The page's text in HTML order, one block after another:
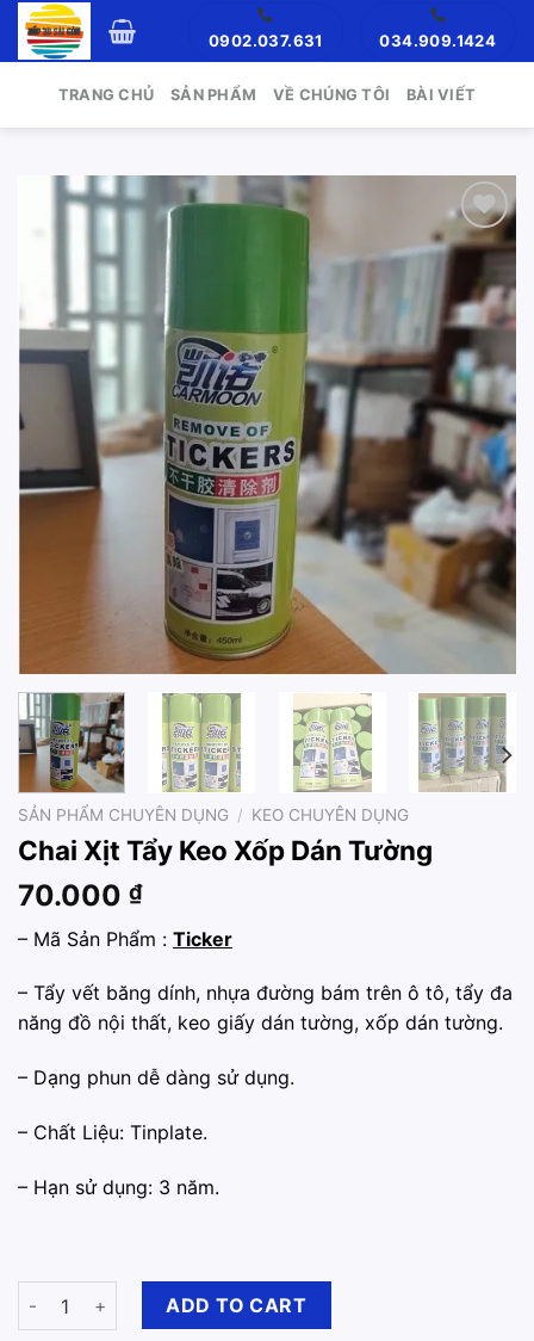
Skip
0902.037.631 034.909.1424
TRANG CHỦ SẢN PHẨM VỀ CHÚNG TÔI BÀI VIẾT
Add to
SẢN PHẨM CHUYÊN DỤNG / KEO CHUYÊN DỤNG
Chai Xịt Tẩy Keo Xốp Dán Tường
70.000 ₫
– Mã Sản Phẩm : Ticker
– Tẩy vết băng dính, nhựa đường bám trên ô tô, tẩy đa
năng đồ nội thất, keo giấy dán tường, xốp dán tường.
– Dạng phun dễ dàng sử dụng.
– Chất Liệu: Tinplate.
– Hạn sử dụng: 3 năm.
Chai Xịt Tẩy Keo Xốp Dán Tường quantity
ADD TO CART